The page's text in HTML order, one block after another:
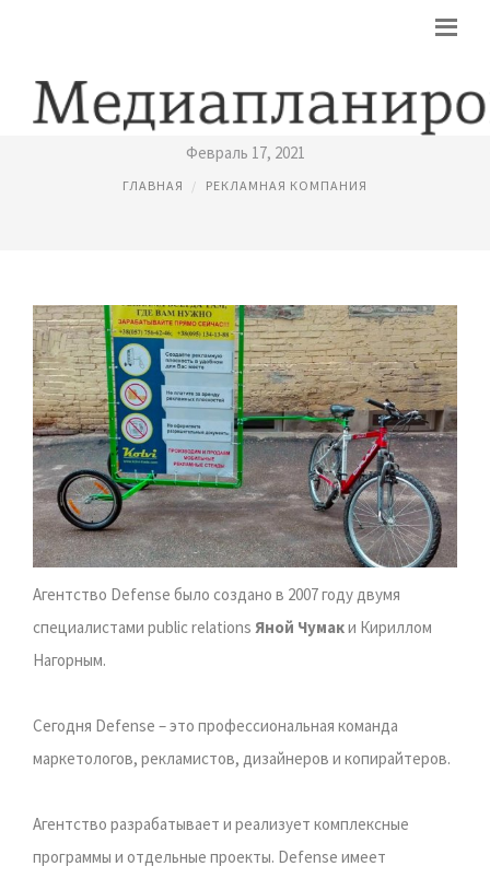
РЕКЛАМНЫЕ КОМПАНИИ ХАРЬКОВ
Февраль 17, 2021
ГЛАВНАЯ РЕКЛАМНАЯ КОМПАНИЯ
Агентство Defense было создано в 2007 году двумя
специалистами public relations Яной Чумаки Кириллом
Нагорным.
Сегодня Defense – это профессиональная команда
маркетологов, рекламистов, дизайнеров и копирайтеров.
Агентство разрабатывает и реализует комплексные
программы и отдельные проекты. Defense имеет